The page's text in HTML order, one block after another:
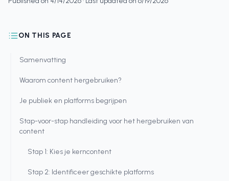
ON THIS PAGE
Samenvatting
Waarom content hergebruiken?
Je publiek en platforms begrijpen
Stap-voor-stap handleiding voor het hergebruiken van
content
Stap 1: Kies je kerncontent
Stap 2: Identificeer geschikte platforms